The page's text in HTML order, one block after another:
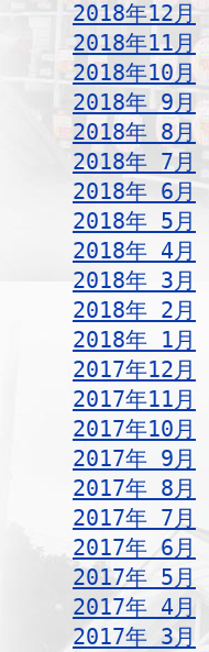
2018年12月
2018年11月
2018年10月
2018年 9月
2018年 8月
2018年 7月
2018年 6月
2018年 5月
2018年 4月
2018年 3月
2018年 2月
2018年 1月
2017年12月
2017年11月
2017年10月
2017年 9月
2017年 8月
2017年 7月
2017年 6月
2017年 5月
2017年 4月
2017年 3月